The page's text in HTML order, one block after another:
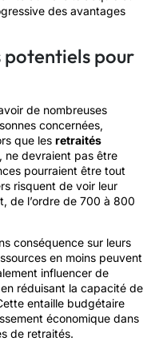
des avantages
potentiels pour
de nombreuses
concernées,
que les retraités
ne devraient pas être
pourraient être tout
risquent de voir leur
de l’ordre de 700 à 800
conséquence sur leurs
en moins peuvent
influencer de
réduisant la capacité de
entaille budgétaire
économique dans
de retraités.